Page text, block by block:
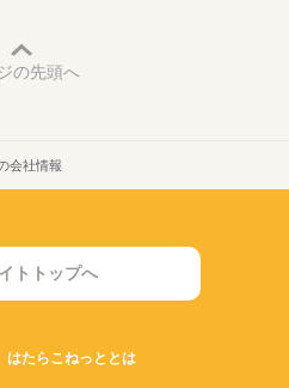
の先頭へ
会社情報
トトップへ
はたらこねっととは